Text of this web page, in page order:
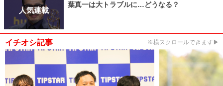
人気連載
葉真一は大トラブルに…どうなる？
イチオシ記事 ※横スクロールできます▶